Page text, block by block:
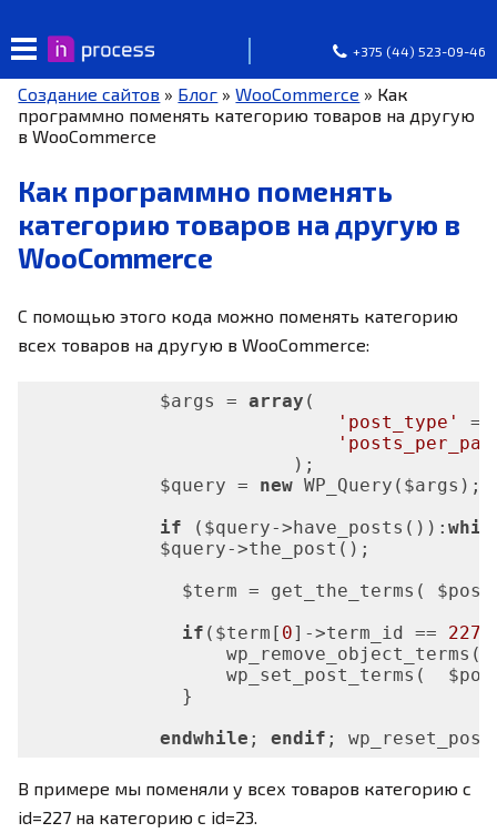
+375 (44) 523-09-46
Создание сайтов » Блог »WooCommerce » Как
программно поменять категорию товаров на другую
в WooCommerce
Как программно поменять
категорию товаров на другую в
WooCommerce
С помощью этого кода можно поменять категорию
всех товаров на другую в WooCommerce:
            $args =
array (
'post_type'
                        );
            $query =
new WP_Query($args);
if ($query->have_posts()):
            $query->the_post();
$term = get_the_terms(
if ($term[ 0]->term_id == 227
wp_set_post_terms(
              }
endwhile ; endif
В примере мы поменяли у всех товаров категорию с
id=227 на категорию с id=23.